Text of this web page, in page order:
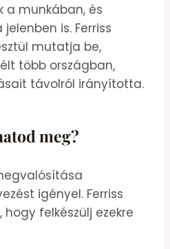
a munkában, és
is. Ferriss
mutatja be,
több országban,
távolról irányította.
meg?
igényel. Ferriss
felkészülj ezekre